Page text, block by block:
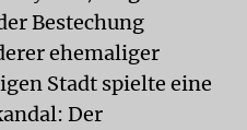
Bestechung
ehemaliger
Stadt spielte eine
Der